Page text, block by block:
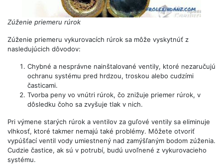
Zúženie priemeru rúrok
Zúženie priemeru vykurovacích rúrok sa môže vyskytnúť z
nasledujúcich dôvodov:
Chybné a nesprávne nainštalované ventily, ktoré nezaručujú
ochranu systému pred hrdzou, troskou alebo cudzími
časticami.
Tvorba peny vo vnútri rúrok, čo znižuje priemer rúrok, v
dôsledku čoho sa zvyšuje tlak v nich.
Pri výmene starých rúrok a ventilov za guľové ventily sa eliminuje
vlhkosť, ktoré takmer nemajú také problémy. Môžete otvoriť
vypúšťací ventil vody umiestnený nad zamýšľaným bodom zúženia.
Cudzie častice, ak sú v potrubí, budú uvoľnené z vykurovacieho
systému.